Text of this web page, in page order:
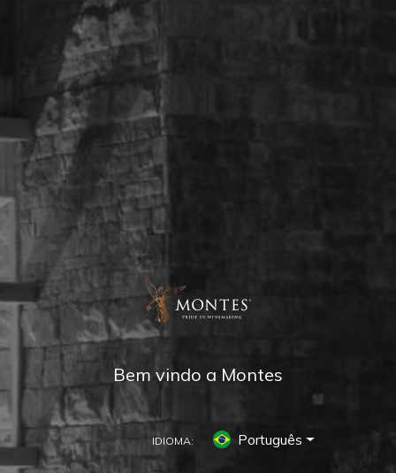
Bem vindo a Montes
IDIOMA: Português